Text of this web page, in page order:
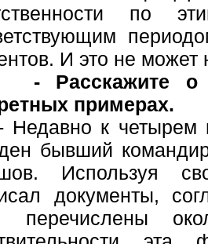
по
И это не может
- Расскажите о
примерах.
к четырем
бывший
Используя
документы,
перечислены